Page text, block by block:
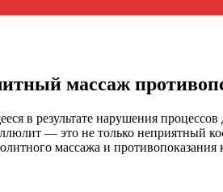
массаж
в результате нарушения
— это не только неприятный
массажа и противопоказания